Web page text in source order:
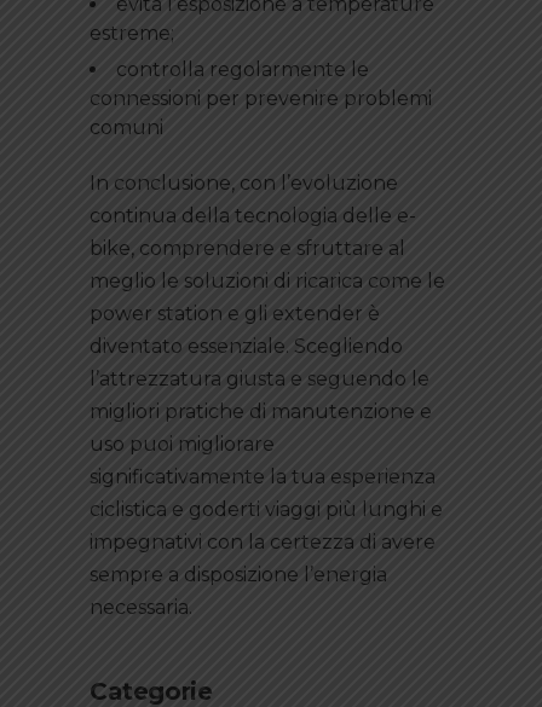
estreme;
controlla regolarmente le
connessioni per prevenire problemi
comuni
In conclusione, con l’evoluzione
continua della tecnologia delle e-
bike, comprendere e sfruttare al
meglio le soluzioni di ricarica come le
power station e gli extender è
diventato essenziale. Scegliendo
l’attrezzatura giusta e seguendo le
migliori pratiche di manutenzione e
uso puoi migliorare
significativamente la tua esperienza
ciclistica e goderti viaggi più lunghi e
impegnativi con la certezza di avere
sempre a disposizione l’energia
necessaria.
Categorie